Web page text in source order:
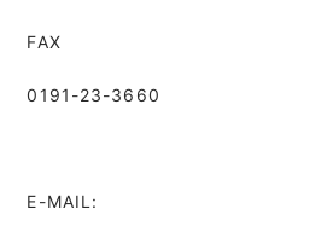
FAX
0191-23-3660
E-MAIL: